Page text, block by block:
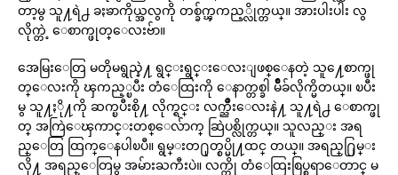
တာ့မွ သူ႔ရဲ႕ ခႏၶာကိုယ္အလွကို တစ္ခ်က္ၾကည့္လိုက္တယ္။ အားပါးပါး လွ
လိုက္တဲ့ ေစာက္ဖုတ္ေလးဗ်ာ။
အေမြးေတြ မတိုမရွည္နဲ႔ ရွင္းရွင္းေလးျဖစ္ေနတဲ့ သူ႔ေစာက္ဖု
တ္ေလးကို ၾကည့္ၿပီး တံေထြးကို ေနာက္တစ္ခါ မ်ိဳခ်လိုက္မိတယ္။ ၿပီး
မွ သူ႔ႏို႔ကို ဆက္ၿပီးစို႔ လိုက္ရင္း လက္ညိဳးေလးနဲ႔ သူ႔ရဲ႕ ေစာက္ဖု
တ္ အကြဲေၾကာင္းတစ္ေလ်ာက္ ဆြဲပစ္လိုက္တယ္။ သူလည္း အရ
ည္ေတြ ထြက္ေနပါၿပီ။ ရွမ္းတ႐ုတ္စပ္မို႔ထင္ တယ္။ အရည္႐ြမ္း
လို႔ အရည္ေတြမွ အမ်ားႀကီးပဲ။ လက္ကို တံေထြးစြပ္စရာေတာင္ မ